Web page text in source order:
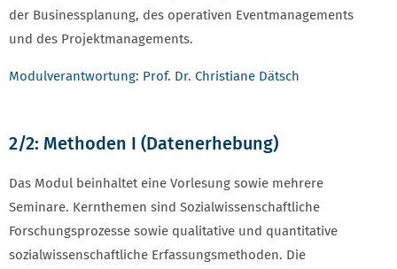
der Businessplanung, des operativen Eventmanagements
und des Projektmanagements.
Modulverantwortung: Prof. Dr. Christiane Dätsch
2/2: Methoden I (Datenerhebung)
Das Modul beinhaltet eine Vorlesung sowie mehrere
Seminare. Kernthemen sind Sozialwissenschaftliche
Forschungsprozesse sowie qualitative und quantitative
sozialwissenschaftliche Erfassungsmethoden. Die